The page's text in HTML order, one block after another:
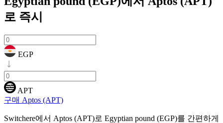
로 즉시
EGP
APT
구매 Aptos (APT)
Switchere에서 Aptos (APT)로 Egyptian pound (EGP)를 간편하게